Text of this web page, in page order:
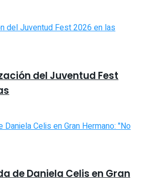
del Juventud Fest
de Daniela Celis en Gran